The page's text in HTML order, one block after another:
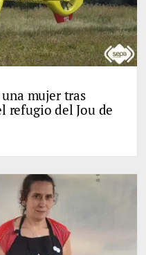
mujer tras
refugio del Jou de